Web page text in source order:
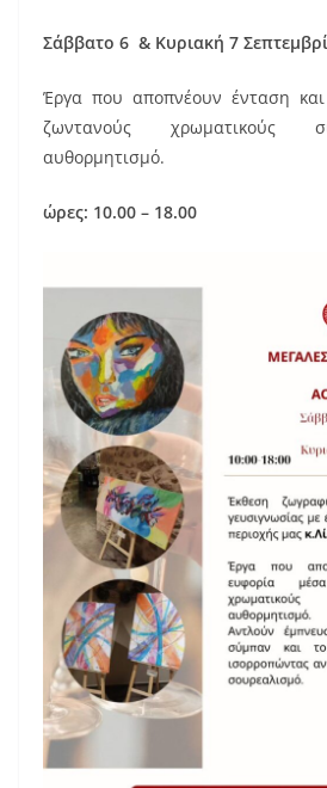
o
k
Σάββατο 6 & Κυριακή 7
Έργα που αποπνέουν ένταση
ζωντανούς χρωματικούς
αυθορμητισμό.
ώρες: 10.00 – 18.00